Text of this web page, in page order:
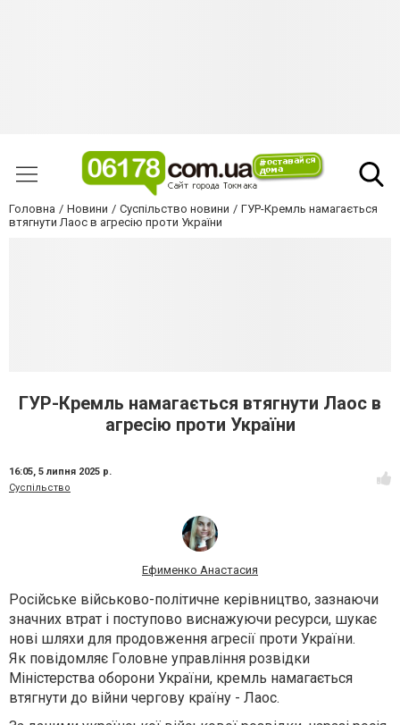
Головна Новини Суспільство новини
ГУР-Кремль намагається
втягнути Лаос в агресію проти України
ГУР-Кремль намагається втягнути Лаос в
агресію проти України
16:05, 5 липня 2025 р.
Суспільство
Ефименко Анастасия
Російське військово-політичне керівництво, зазнаючи
значних втрат і поступово виснажуючи ресурси, шукає
нові шляхи для продовження агресії проти України.
Як повідомляє Головне управління розвідки
Міністерства оборони України, кремль намагається
втягнути до війни чергову країну - Лаос.